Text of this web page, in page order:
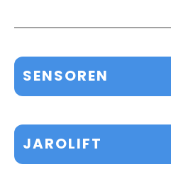
SENSOREN
JAROLIFT